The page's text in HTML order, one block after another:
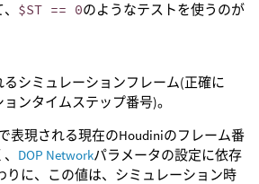
$ST == 0のようなテストを使うのが
るシミュレーションフレーム(正確に
ンタイムステップ番号)。
表現される現在のHoudiniのフレーム番
DOP Networkパラメータの設定に依存
りに、この値は、シミュレーション時